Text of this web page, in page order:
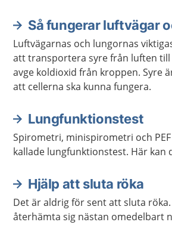
Så fungerar luftvägar
Luftvägarnas och lungornas
att transportera syre från luften
avge koldioxid från kroppen. Syre
att cellerna ska kunna fungera.
Lungfunktionstest
Spirometri, minispirometri och
kallade lungfunktionstest. Här kan
Hjälp att sluta röka
Det är aldrig för sent att sluta
återhämta sig nästan omedelbart